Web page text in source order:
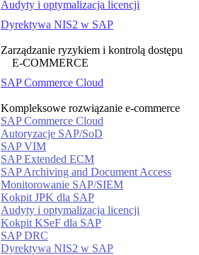
Audyty i optymalizacja licencji
Dyrektywa NIS2 w SAP
Zarządzanie ryzykiem i kontrolą dostępu
E-COMMERCE
SAP Commerce Cloud
Kompleksowe rozwiązanie e-commerce
SAP Commerce Cloud
Autoryzacje SAP/SoD
SAP VIM
SAP Extended ECM
SAP Archiving and Document Access
Monitorowanie SAP/SIEM
Kokpit JPK dla SAP
Audyty i optymalizacja licencji
Kokpit KSeF dla SAP
SAP DRC
Dyrektywa NIS2 w SAP